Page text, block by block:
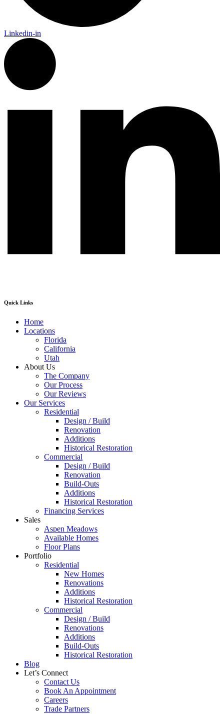
Linkedin-in
Quick Links
Home
Locations
Florida
California
Utah
About Us
The Company
Our Process
Our Reviews
Our Services
Residential
Design / Build
Renovation
Additions
Historical Restoration
Commercial
Design / Build
Renovation
Build-Outs
Additions
Historical Restoration
Financing Services
Sales
Aspen Meadows
Available Homes
Floor Plans
Portfolio
Residential
New Homes
Renovations
Additions
Historical Restoration
Commercial
Design / Build
Renovations
Additions
Build-Outs
Historical Restoration
Blog
Let’s Connect
Contact Us
Book An Appointment
Careers
Trade Partners